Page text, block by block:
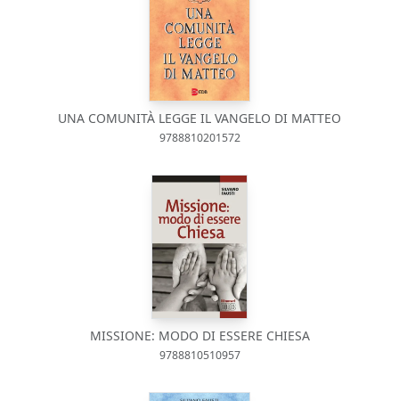
UNA COMUNITÀ LEGGE IL VANGELO DI MATTEO
9788810201572
MISSIONE: MODO DI ESSERE CHIESA
9788810510957